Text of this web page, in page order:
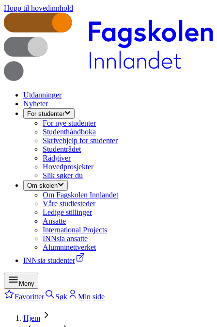
Hopp til hovedinnhold
Utdanninger
Nyheter
For studenter
For nye studenter
Studenthåndboka
Skrivehjelp for studenter
Studentrådet
Rådgiver
Hovedprosjekter
Slik søker du
Om skolen
Om Fagskolen Innlandet
Våre studiesteder
Ledige stillinger
Ansatte
International Projects
INNsia ansatte
Alumninettverket
INNsia studenter
Meny
Favoritter Søk Min side
Hjem